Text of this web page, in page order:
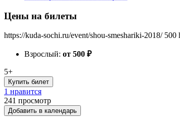
Цены на билеты
https://kuda-sochi.ru/event/shou-smeshariki-2018/ 500
Взрослый: от 500 ₽
5+
Купить билет
1 нравится
241 просмотр
Добавить в календарь